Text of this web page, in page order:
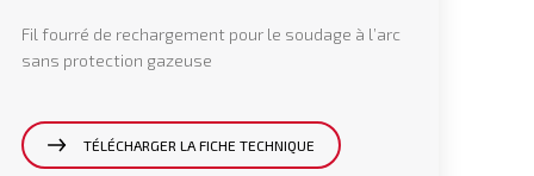
Fil fourré de rechargement pour le soudage à l’arc
sans protection gazeuse
TÉLÉCHARGER LA FICHE TECHNIQUE